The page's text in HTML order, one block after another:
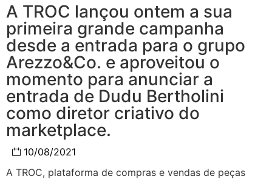
A TROC lançou ontem a sua
primeira grande campanha
desde a entrada para o grupo
Arezzo&Co. e aproveitou o
momento para anunciar a
entrada de Dudu Bertholini
como diretor criativo do
marketplace.
10/08/2021
A TROC, plataforma de compras e vendas de peças